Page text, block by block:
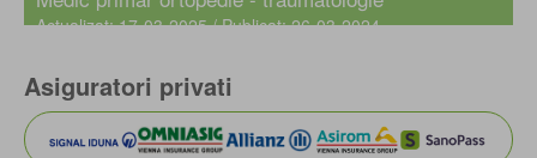
DR. IONUT TUCHEL
Medic specialist Medicina fizica si de
Reabilitare
Actualizat: 17-03-2025 / Publicat: 26-03-2024
Asiguratori privati